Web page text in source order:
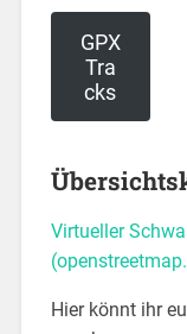
GPX
Tra
cks
Virtueller
Hier könnt ihr